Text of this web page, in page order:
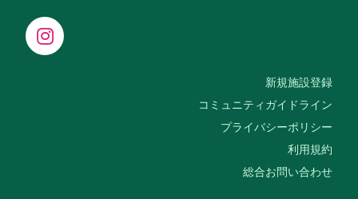
新規施設登録
コミュニティガイドライン
プライバシーポリシー
利用規約
総合お問い合わせ